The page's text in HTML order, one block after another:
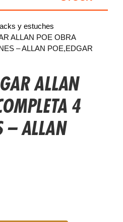
y estuches
ALLAN POE OBRA
– ALLAN POE,EDGAR
ALLAN
4
– ALLAN